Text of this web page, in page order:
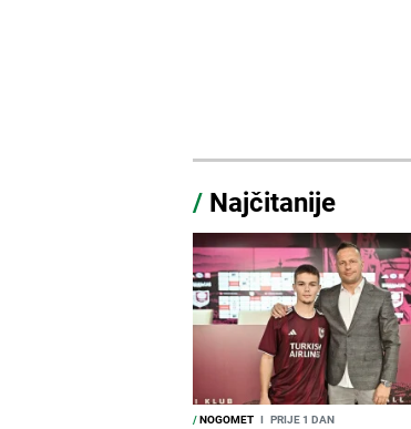
/ Najčitanije
/NOGOMET I PRIJE 1 DAN